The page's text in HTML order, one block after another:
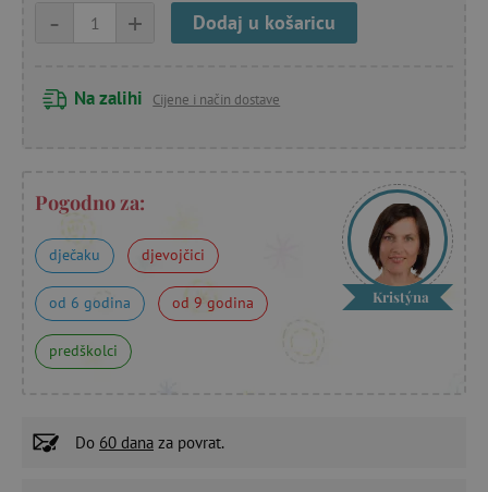
+
- Dodaj u košaricu
Na zalihi Cijene i način dostave
Pogodno za:
dječaku djevojčici
od 6 godina od 9 godina
predškolci
Kristýna
Do 60 dana za povrat.